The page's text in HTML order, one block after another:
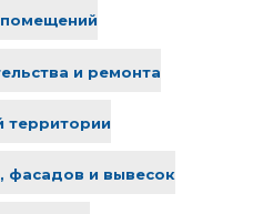
помещений
и ремонта
территории
фасадов и вывесок